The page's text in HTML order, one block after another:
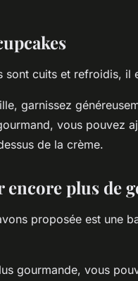
cuits et refroidis, il
garnissez
vous pouvez
de la crème.
encore plus de
proposée est une
gourmande, vous